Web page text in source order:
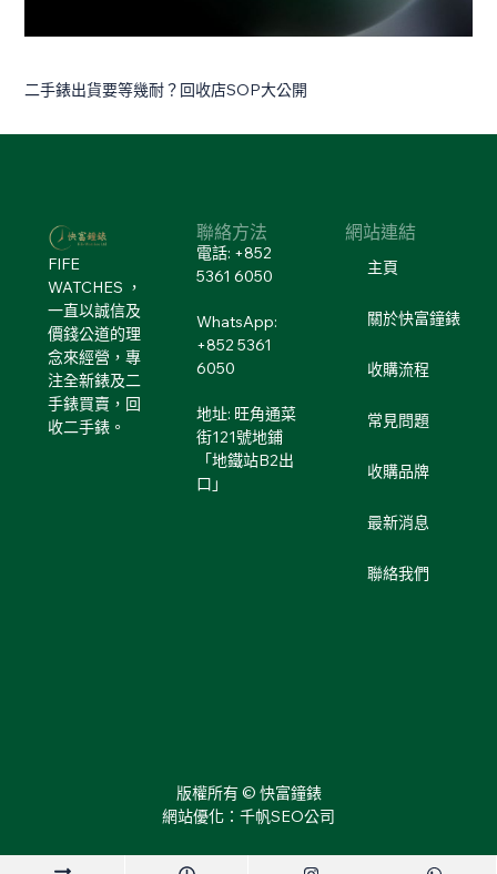
二手錶出貨要等幾耐？回收店SOP大公開
FIFE
WATCHES ，
一直以誠信及
價錢公道的理
念來經營，專
注全新錶及二
手錶買賣，回
收二手錶。
聯絡方法
電話: +852
5361 6050
WhatsApp:
+852 5361
6050
地址: 旺角通菜
街121號地鋪
「地鐵站B2出
口」
網站連結
主頁
關於快富鐘錶
收購流程
常見問題
收購品牌
最新消息
聯絡我們
版權所有 © 快富鐘錶
網站優化：千帆SEO公司